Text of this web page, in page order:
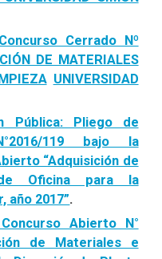
Cerrado Nº
DE MATERIALES
UNIVERSIDAD
Pública: Pliego de
119 bajo la
“Adquisición de
Oficina para la
año 2017”.
Abierto N°
de Materiales e